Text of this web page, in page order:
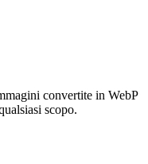
convertite in WebP
scopo.